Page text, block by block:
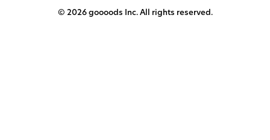
© 2026 goooods Inc. All rights reserved.